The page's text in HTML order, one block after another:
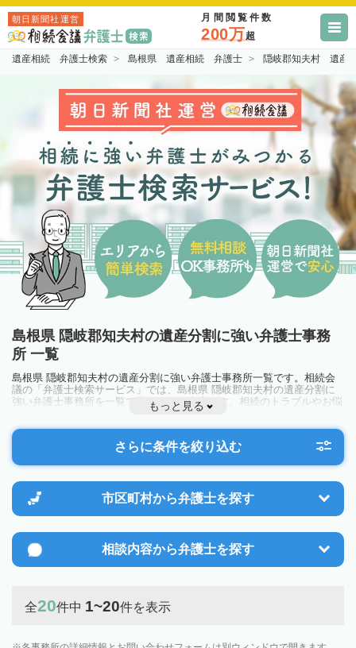
朝日新聞社運営 月間閲覧件数
200万超
遺産相続 弁護士検索 島根県 遺産相続 弁護士 隠岐郡知夫村 遺産
島根県 隠岐郡知夫村の遺産分割に強い弁護士事務
所 一覧
島根県 隠岐郡知夫村の遺産分割に強い弁護士事務所一覧です。相続会
議の「弁護士検索サービス」では、島根県 隠岐郡知夫村の遺産分割に
強い弁護士事務所を一覧で見ることが出来ます。相続のトラブルやお悩
みを抱えている方は一度近隣の弁護士に相談してみましょう。
もっと見る
さらに条件を絞り込む
市区町村から弁護士を探す
相談内容から弁護士を探す
全20件中 1~20件を表示